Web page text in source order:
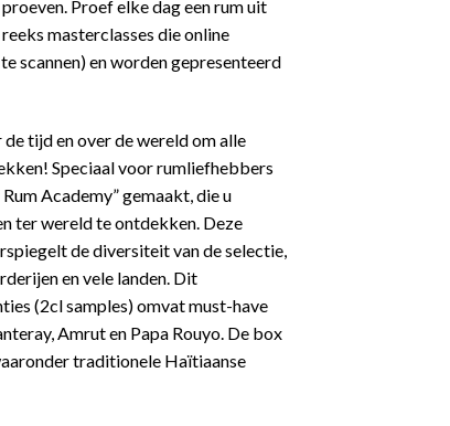
Proef elke dag een rum uit
masterclasses die online
scannen) en worden gepresenteerd
tijd en over de wereld om alle
Speciaal voor rumliefhebbers
Academy” gemaakt, die u
ter wereld te ontdekken. Deze
de diversiteit van de selectie,
en vele landen. Dit
(2cl samples) omvat must-have
Amrut en Papa Rouyo. De box
traditionele Haïtiaanse